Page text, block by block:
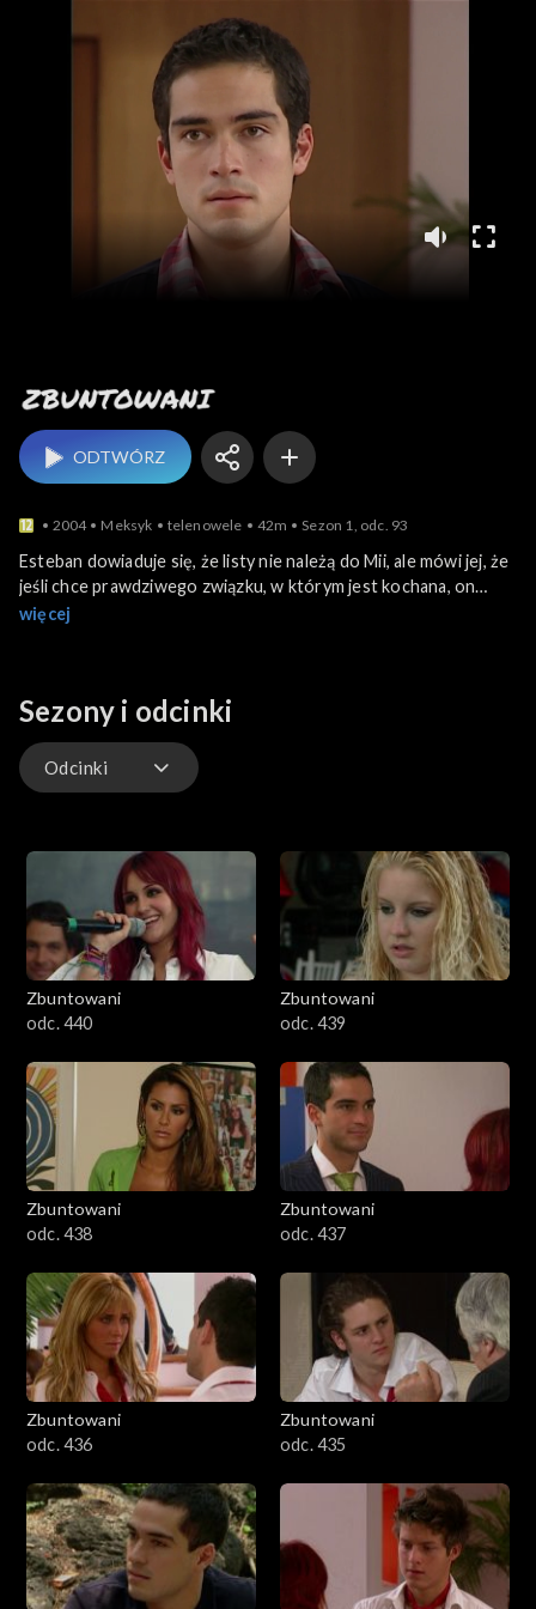
Zbuntowani
ODTWÓRZ
2004 Meksyk telenowele 42m Sezon 1, odc. 93
Esteban dowiaduje się, że listy nie należą do Mii, ale mówi jej, że
jeśli chce prawdziwego związku, w którym jest kochana, on
będzie czekał. Tomás zostaje pobity przez dziwnego
więcej
Sezony i odcinki
Odcinki
Zbuntowani
odc. 440
Zbuntowani
odc. 439
Zbuntowani
odc. 438
Zbuntowani
odc. 437
Zbuntowani
odc. 436
Zbuntowani
odc. 435